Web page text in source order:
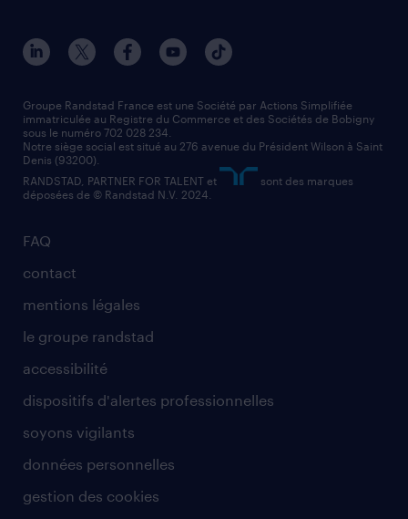
FAQ
contact
mentions légales
le groupe randstad
accessibilité
dispositifs d'alertes professionnelles
soyons vigilants
données personnelles
gestion des cookies
Groupe Randstad France est une Société par Actions Simplifiée
immatriculée au Registre du Commerce et des Sociétés de Bobigny
sous le numéro 702 028 234.
Notre siège social est situé au 276 avenue du Président Wilson à Saint
Denis (93200).
RANDSTAD, PARTNER FOR TALENT et
sont des marques
déposées de © Randstad N.V. 2024.